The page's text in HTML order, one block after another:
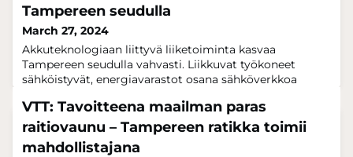
Tampereen seudulla
March 27, 2024
Akkuteknologiaan liittyvä liiketoiminta kasvaa
Tampereen seudulla vahvasti. Liikkuvat työkoneet
sähköistyvät, energiavarastot osana sähköverkkoa
kiertotaloustavoitteet edistävät nykyistä ja luovat myös
uutta liiketoimintaa. Nokia Arenan Paidiassa 12.3.2024
järjestetyssä Akkuteollisuuden tulevaisuuden näkymät
ja osaajatarpeet –tapahtumassa kuultiin ak
VTT: Tavoitteena maailman paras
raitiovaunu – Tampereen ratikka toimii
mahdollistajana